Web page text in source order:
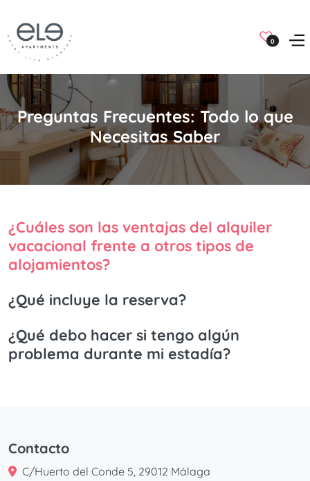
0
Preguntas Frecuentes: Todo lo que
Necesitas Saber
¿Cuáles son las ventajas del alquiler
vacacional frente a otros tipos de
alojamientos?
¿Qué incluye la reserva?
¿Qué debo hacer si tengo algún
problema durante mi estadía?
Contacto
C/Huerto del Conde 5, 29012 Málaga